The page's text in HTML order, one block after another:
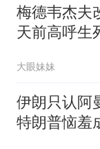
梅德韦杰夫
天前高呼生
大眼妹妹
伊朗只认阿
特朗普恼羞